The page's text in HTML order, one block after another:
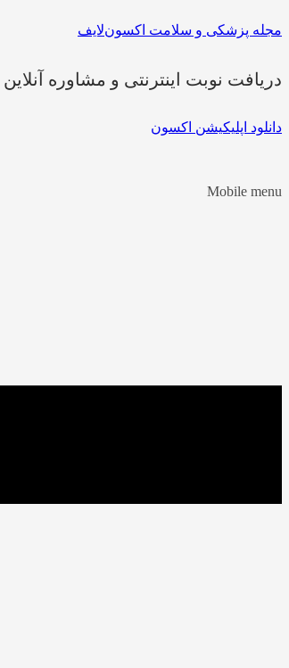
مجله پزشکی و سلامت اکسون‌لایف
دریافت نوبت اینترنتی و مشاوره آنلاین
دانلود اپلیکیشن اکسون
Mobile menu